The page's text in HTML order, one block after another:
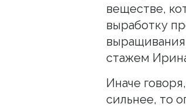
веществе,
выработку
стажем
Иначе
сильнее, то